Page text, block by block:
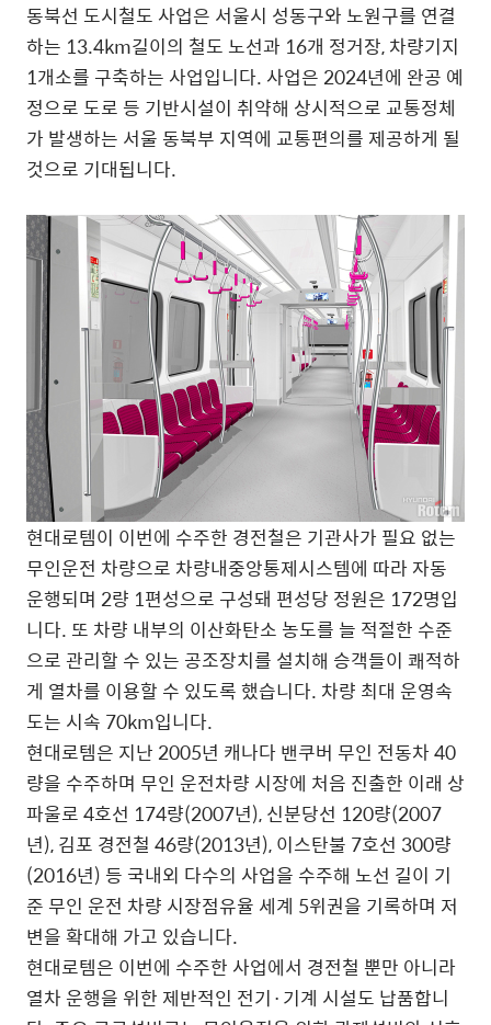
동북선 도시철도 사업은 서울시 성동구와 노원구를 연결
하는 13.4km길이의 철도 노선과 16개 정거장, 차량기지
1개소를 구축하는 사업입니다. 사업은 2024년에 완공 예
정으로 도로 등 기반시설이 취약해 상시적으로 교통정체
가 발생하는 서울 동북부 지역에 교통편의를 제공하게 될
것으로 기대됩니다.
현대로템이 이번에 수주한 경전철은 기관사가 필요 없는
무인운전 차량으로 차량내중앙통제시스템에 따라 자동
운행되며 2량 1편성으로 구성돼 편성당 정원은 172명입
니다. 또 차량 내부의 이산화탄소 농도를 늘 적절한 수준
으로 관리할 수 있는 공조장치를 설치해 승객들이 쾌적하
게 열차를 이용할 수 있도록 했습니다. 차량 최대 운영속
도는 시속 70km입니다.
현대로템은 지난 2005년 캐나다 밴쿠버 무인 전동차 40
량을 수주하며 무인 운전차량 시장에 처음 진출한 이래 상
파울로 4호선 174량(2007년), 신분당선 120량(2007
년), 김포 경전철 46량(2013년), 이스탄불 7호선 300량
(2016년) 등 국내외 다수의 사업을 수주해 노선 길이 기
준 무인 운전 차량 시장점유율 세계 5위권을 기록하며 저
변을 확대해 가고 있습니다.
현대로템은 이번에 수주한 사업에서 경전철 뿐만 아니라
열차 운행을 위한 제반적인 전기·기계 시설도 납품합니